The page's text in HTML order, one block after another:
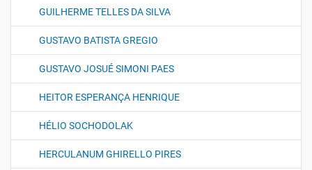
GUILHERME TELLES DA SILVA
GUSTAVO BATISTA GREGIO
GUSTAVO JOSUÉ SIMONI PAES
HEITOR ESPERANÇA HENRIQUE
HÉLIO SOCHODOLAK
HERCULANUM GHIRELLO PIRES